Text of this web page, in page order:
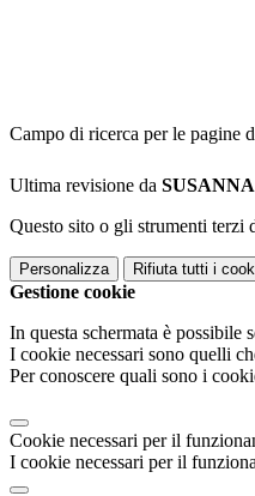
Campo di ricerca per le pagine
Ultima revisione da
Questo sito o gli strumenti terzi
Personalizza Rifiuta tutti i
Gestione cookie
In questa schermata è possibile
I cookie necessari sono quelli
Per conoscere quali sono i
Cookie necessari per il
I cookie necessari per il